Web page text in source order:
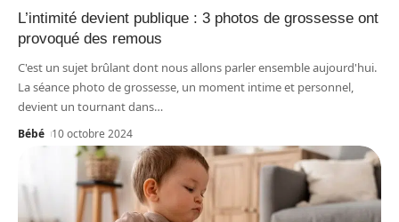
L’intimité devient publique : 3 photos de grossesse ont
provoqué des remous
C'est un sujet brûlant dont nous allons parler ensemble aujourd'hui.
La séance photo de grossesse, un moment intime et personnel,
devient un tournant dans…
Bébé 10 octobre 2024